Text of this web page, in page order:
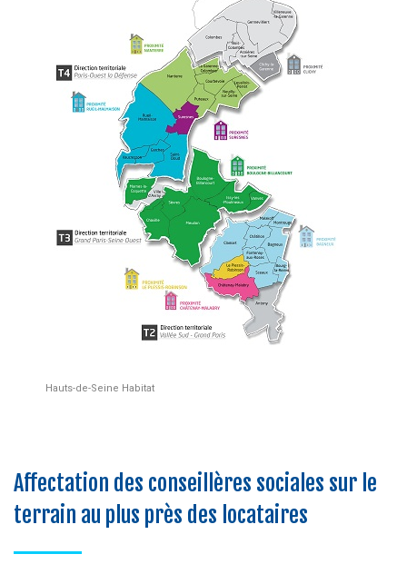
Hauts-de-Seine Habitat
Affectation des conseillères sociales sur le
terrain au plus près des locataires